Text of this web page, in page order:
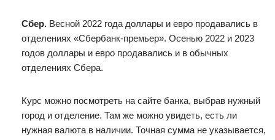
Сбер. Весной 2022 года доллары и евро продавались в
отделениях «Сбербанк-премьер». Осенью 2022 и 2023
годов доллары и евро продавались и в обычных
отделениях Сбера.
Курс можно посмотреть на сайте банка, выбрав нужный
город и отделение. Там же можно увидеть, есть ли
нужная валюта в наличии. Точная сумма не указывается,